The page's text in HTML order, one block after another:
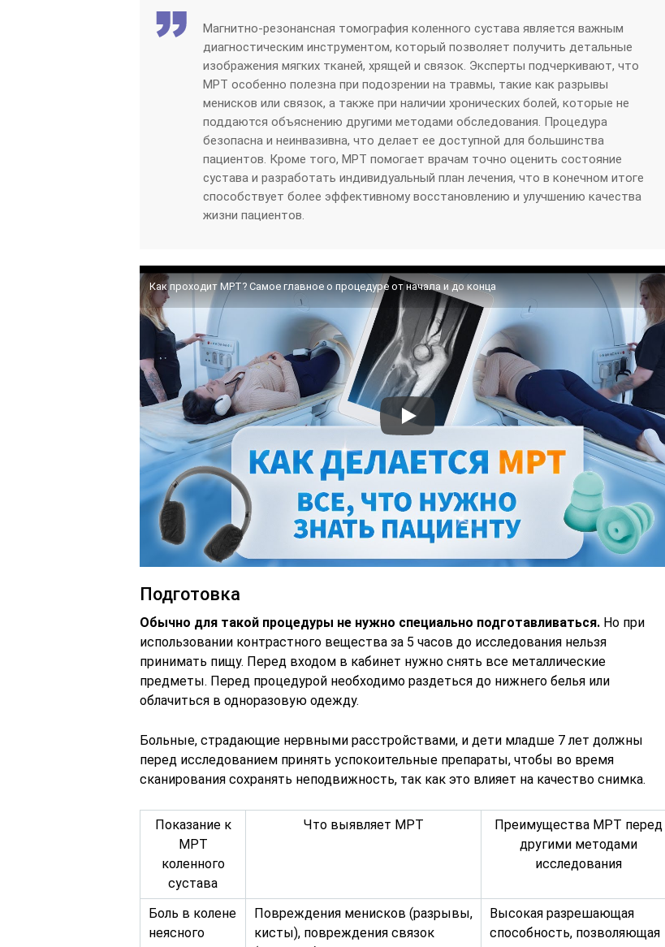
Магнитно-резонансная томография коленного сустава является важным
диагностическим инструментом, который позволяет получить детальные
изображения мягких тканей, хрящей и связок. Эксперты подчеркивают, что
МРТ особенно полезна при подозрении на травмы, такие как разрывы
менисков или связок, а также при наличии хронических болей, которые не
поддаются объяснению другими методами обследования. Процедура
безопасна и неинвазивна, что делает ее доступной для большинства
пациентов. Кроме того, МРТ помогает врачам точно оценить состояние
сустава и разработать индивидуальный план лечения, что в конечном итоге
способствует более эффективному восстановлению и улучшению качества
жизни пациентов.
Как проходит МРТ? Самое главное о процедуре от начала и до конца
Подготовка
Обычно для такой процедуры не нужно специально подготавливаться. Но при
использовании контрастного вещества за 5 часов до исследования нельзя
принимать пищу. Перед входом в кабинет нужно снять все металлические
предметы. Перед процедурой необходимо раздеться до нижнего белья или
облачиться в одноразовую одежду.
Больные, страдающие нервными расстройствами, и дети младше 7 лет должны
перед исследованием принять успокоительные препараты, чтобы во время
сканирования сохранять неподвижность, так как это влияет на качество снимка.
Показание к
МРТ
коленного
сустава
Что выявляет МРТ
Преимущества МРТ перед
другими методами
исследования
Боль в колене
неясного
Повреждения менисков (разрывы,
кисты), повреждения связок
Высокая разрешающая
способность, позволяющая